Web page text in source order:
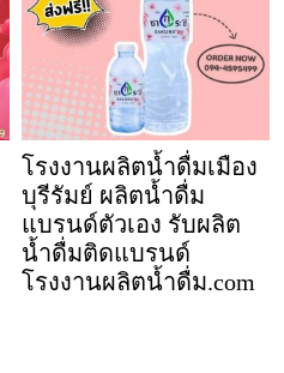
โรงงานผลิตน้ำดื่มเมือง
บุรีรัมย์ ผลิตน้ำดื่ม
แบรนด์ตัวเอง รับผลิต
น้ำดื่มติดแบรนด์
โรงงานผลิตน้ำดื่ม.com